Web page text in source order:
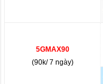
5GMAX90
(90k/ 7 ngày)